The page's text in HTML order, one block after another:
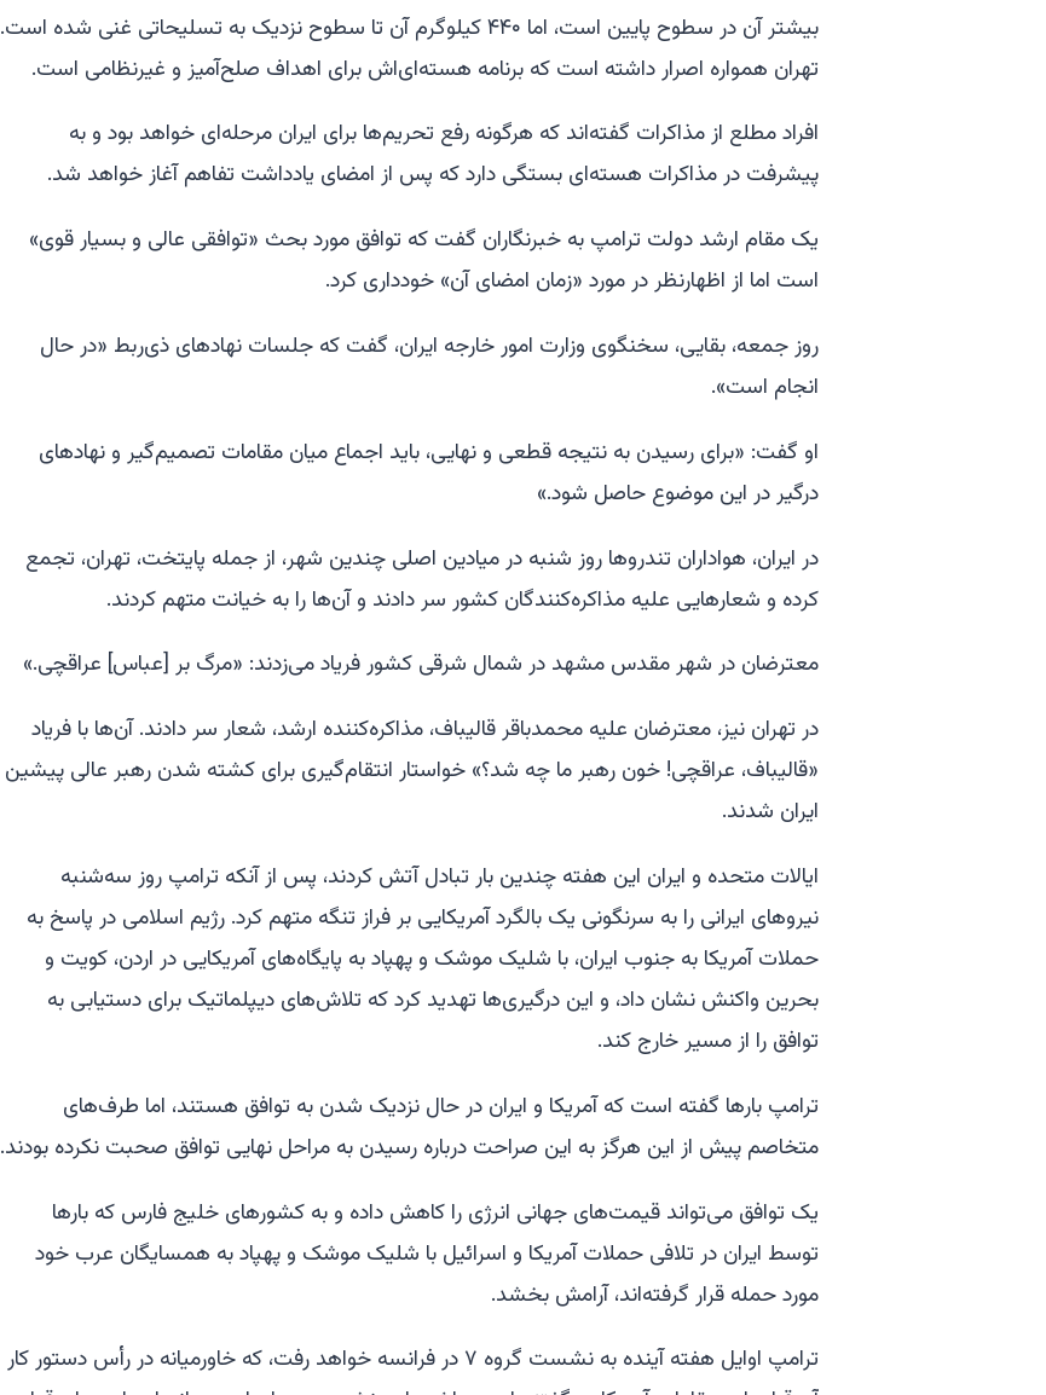
بیشتر آن در سطوح پایین است، اما ۴۴۰ کیلوگرم آن تا سطوح نزدیک به تسلیحاتی غنی شده است.
تهران همواره اصرار داشته است که برنامه هسته‌ای‌اش برای اهداف صلح‌آمیز و غیرنظامی است.
افراد مطلع از مذاکرات گفته‌اند که هرگونه رفع تحریم‌ها برای ایران مرحله‌ای خواهد بود و به
پیشرفت در مذاکرات هسته‌ای بستگی دارد که پس از امضای یادداشت تفاهم آغاز خواهد شد.
یک مقام ارشد دولت ترامپ به خبرنگاران گفت که توافق مورد بحث «توافقی عالی و بسیار قوی»
است اما از اظهارنظر در مورد «زمان امضای آن» خودداری کرد.
روز جمعه، بقایی، سخنگوی وزارت امور خارجه ایران، گفت که جلسات نهادهای ذی‌ربط «در حال
انجام است».
او گفت: «برای رسیدن به نتیجه قطعی و نهایی، باید اجماع میان مقامات تصمیم‌گیر و نهادهای
درگیر در این موضوع حاصل شود.»
در ایران، هواداران تندروها روز شنبه در میادین اصلی چندین شهر، از جمله پایتخت، تهران، تجمع
کرده و شعارهایی علیه مذاکره‌کنندگان کشور سر دادند و آن‌ها را به خیانت متهم کردند.
معترضان در شهر مقدس مشهد در شمال شرقی کشور فریاد می‌زدند: «مرگ بر [عباس] عراقچی.»
در تهران نیز، معترضان علیه محمدباقر قالیباف، مذاکره‌کننده ارشد، شعار سر دادند. آن‌ها با فریاد
«قالیباف، عراقچی! خون رهبر ما چه شد؟» خواستار انتقام‌گیری برای کشته شدن رهبر عالی پیشین
ایران شدند.
ایالات متحده و ایران این هفته چندین بار تبادل آتش کردند، پس از آنکه ترامپ روز سه‌شنبه
نیروهای ایرانی را به سرنگونی یک بالگرد آمریکایی بر فراز تنگه متهم کرد. رژیم اسلامی در پاسخ به
حملات آمریکا به جنوب ایران، با شلیک موشک و پهپاد به پایگاه‌های آمریکایی در اردن، کویت و
بحرین واکنش نشان داد، و این درگیری‌ها تهدید کرد که تلاش‌های دیپلماتیک برای دستیابی به
توافق را از مسیر خارج کند.
ترامپ بارها گفته است که آمریکا و ایران در حال نزدیک شدن به توافق هستند، اما طرف‌های
متخاصم پیش از این هرگز به این صراحت درباره رسیدن به مراحل نهایی توافق صحبت نکرده بودند.
یک توافق می‌تواند قیمت‌های جهانی انرژی را کاهش داده و به کشورهای خلیج فارس که بارها
توسط ایران در تلافی حملات آمریکا و اسرائیل با شلیک موشک و پهپاد به همسایگان عرب خود
مورد حمله قرار گرفته‌اند، آرامش بخشد.
ترامپ اوایل هفته آینده به نشست گروه ۷ در فرانسه خواهد رفت، که خاورمیانه در رأس دستور کار